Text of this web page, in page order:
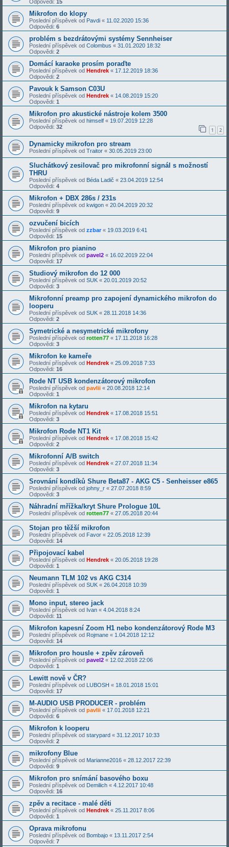
Odpovědi: 15
Mikrofon do klopy
Poslední příspěvek od Pavdi « 11.02.2020 15:36
Odpovědi: 6
problém s bezdrátovými systémy Sennheiser
Poslední příspěvek od Colombus « 31.01.2020 18:32
Odpovědi: 2
Domácí karaoke prosím poraďte
Poslední příspěvek od Hendrek « 17.12.2019 18:36
Odpovědi: 2
Pavouk k Samson C03U
Poslední příspěvek od Hendrek « 14.08.2019 15:20
Odpovědi: 1
Mikrofon pro akustické nástroje kolem 3500
Poslední příspěvek od himself « 19.07.2019 12:28
Odpovědi: 32 1 2
Dynamicky mikrofon pro stream
Poslední příspěvek od Traitor « 30.05.2019 23:00
Sluchátkový zesilovač pro mikrofonní signál s možností
THRU
Poslední příspěvek od Béda Ladič « 23.04.2019 12:54
Odpovědi: 4
Mikrofon + DBX 286s / 231s
Poslední příspěvek od kwigon « 20.04.2019 20:32
Odpovědi: 9
ozvučení bicích
Poslední příspěvek od zzbar« 19.03.2019 6:41
Odpovědi: 15
Mikrofon pro pianino
Poslední příspěvek od pavel2 « 16.02.2019 22:04
Odpovědi: 17
Studiový mikrofon do 12 000
Poslední příspěvek od SUK « 20.01.2019 20:52
Odpovědi: 3
Mikrofonní preamp pro zapojení dynamického mikrofon do
looperu
Poslední příspěvek od SUK « 28.11.2018 14:36
Odpovědi: 2
Symetrické a nesymetrické mikrofony
Poslední příspěvek od rotten77 « 17.11.2018 16:28
Odpovědi: 3
Mikrofon ke kameře
Poslední příspěvek od Hendrek « 25.09.2018 7:33
Odpovědi: 16
Rode NT USB kondenzátorový mikrofon
Poslední příspěvek od pavlii « 20.08.2018 12:14
Odpovědi: 1
Mikrofon na kytaru
Poslední příspěvek od Hendrek « 17.08.2018 15:51
Odpovědi: 3
Mikrofon Rode NT1 Kit
Poslední příspěvek od Hendrek « 17.08.2018 15:42
Odpovědi: 2
Mikrofonní A/B switch
Poslední příspěvek od Hendrek « 27.07.2018 11:34
Odpovědi: 3
Srovnání kondíků Shure Beta87 - AKG C5 - Senheisser e865
Poslední příspěvek od johny_r « 27.07.2018 8:59
Odpovědi: 3
Náhradní mřížka/kryt Shure Prologue 10L
Poslední příspěvek od rotten77 « 27.05.2018 20:44
Stojan pro těžší mikrofon
Poslední příspěvek od Favor « 22.05.2018 12:39
Odpovědi: 14
Připojovací kabel
Poslední příspěvek od Hendrek « 20.05.2018 19:28
Odpovědi: 1
Neumann TLM 102 vs AKG C314
Poslední příspěvek od SUK « 26.04.2018 10:39
Odpovědi: 1
Mono input, stereo jack
Poslední příspěvek od Ivan « 4.04.2018 8:24
Odpovědi: 11
Mikrofon kapesní Zoom H1 nebo kondenzátorový Rode M3
Poslední příspěvek od Rojmane « 1.04.2018 12:12
Odpovědi: 14
Mikrofon pro housle + zpěv zároveň
Poslední příspěvek od pavel2 « 12.02.2018 22:06
Odpovědi: 1
Lewitt nově v ČR?
Poslední příspěvek od LUBOSH « 18.01.2018 15:01
Odpovědi: 17
M-AUDIO USB PRODUCER - problém
Poslední příspěvek od pavlii « 17.01.2018 12:21
Odpovědi: 6
Mikrofon k looperu
Poslední příspěvek od starypard « 31.12.2017 10:33
Odpovědi: 2
mikrofony Blue
Poslední příspěvek od Marianne2016 « 28.12.2017 22:39
Odpovědi: 9
Mikrofon pro snímání basového boxu
Poslední příspěvek od Demilich « 4.12.2017 10:48
Odpovědi: 16
zpěv a recitace - malé děti
Poslední příspěvek od Hendrek « 25.11.2017 8:06
Odpovědi: 1
Oprava mikrofonu
Poslední příspěvek od Bombajo « 13.11.2017 2:54
Odpovědi: 7